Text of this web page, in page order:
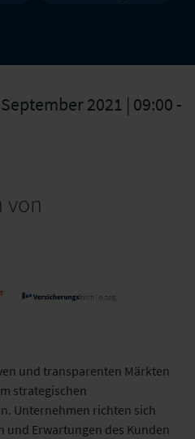
2021 | 09:00 -
von
Versicherungsforen
Leipzig GmbH
und transparenten Märkten
strategischen
Unternehmen richten sich
und Erwartungen des Kunden